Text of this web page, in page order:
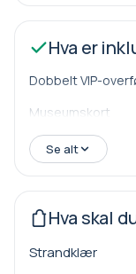
lederen av
den kjente
Hva er
Dobbelt VIP-
Museumskort
Se alt
Hva skal
Strandklær